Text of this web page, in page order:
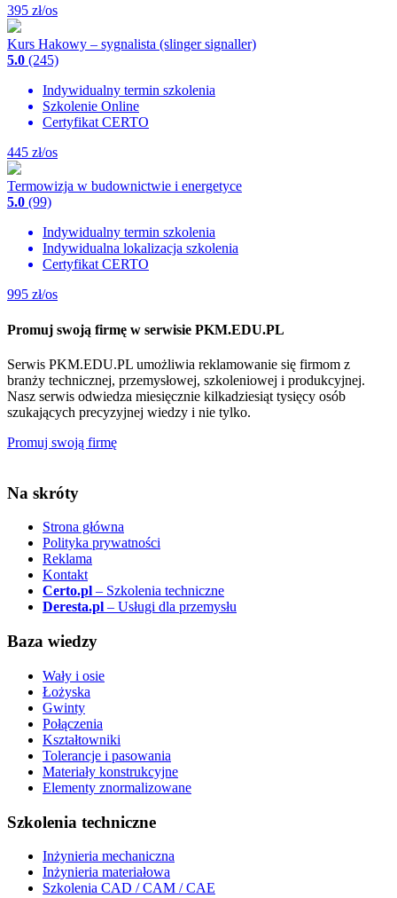
395 zł/os
Kurs Hakowy – sygnalista (slinger signaller)
5.0 (245)
Indywidualny termin szkolenia
Szkolenie Online
Certyfikat CERTO
445 zł/os
Termowizja w budownictwie i energetyce
5.0 (99)
Indywidualny termin szkolenia
Indywidualna lokalizacja szkolenia
Certyfikat CERTO
995 zł/os
Promuj swoją firmę w serwisie PKM.EDU.PL
Serwis PKM.EDU.PL umożliwia reklamowanie się firmom z
branży technicznej, przemysłowej, szkoleniowej i produkcyjnej.
Nasz serwis odwiedza miesięcznie kilkadziesiąt tysięcy osób
szukających precyzyjnej wiedzy i nie tylko.
Promuj swoją firmę
Na skróty
Strona główna
Polityka prywatności
Reklama
Kontakt
Certo.pl – Szkolenia techniczne
Deresta.pl – Usługi dla przemysłu
Baza wiedzy
Wały i osie
Łożyska
Gwinty
Połączenia
Kształtowniki
Tolerancje i pasowania
Materiały konstrukcyjne
Elementy znormalizowane
Szkolenia techniczne
Inżynieria mechaniczna
Inżynieria materiałowa
Szkolenia CAD / CAM / CAE